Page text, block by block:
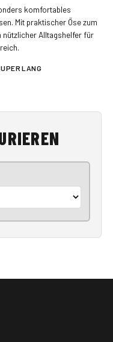
komfortables
Mit praktischer Öse zum
Alltagshelfer für
LANG